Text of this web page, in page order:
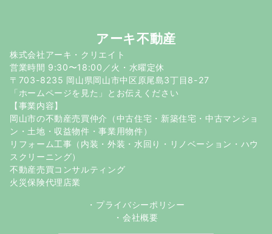
アーキ不動産
株式会社アーキ・クリエイト
営業時間 9:30〜18:00／火・水曜定休
〒703-8235 岡山県岡山市中区原尾島3丁目8-27
「ホームページを見た」とお伝えください
【事業内容】
岡山市の不動産売買仲介（中古住宅・新築住宅・中古マンショ
ン・土地・収益物件・事業用物件）
リフォーム工事（内装・外装・水回り・リノベーション・ハウ
スクリーニング）
不動産売買コンサルティング
火災保険代理店業
・ プライバシーポリシー
・会社概要